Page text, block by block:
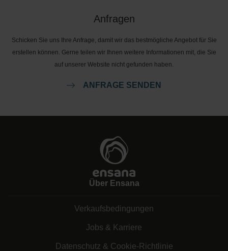
Anfragen
Schicken Sie uns Ihre Anfrage, damit wir das bestmögliche Angebot für Sie
erstellen können. Gerne teilen wir Ihnen weitere Informationen mit, die Sie
auf unserer Website nicht gefunden haben.
ANFRAGE SENDEN
Über Ensana
Verkaufsbedingungen
Jobs & Karriere
Datenschutz & Cookie-Richtlinie